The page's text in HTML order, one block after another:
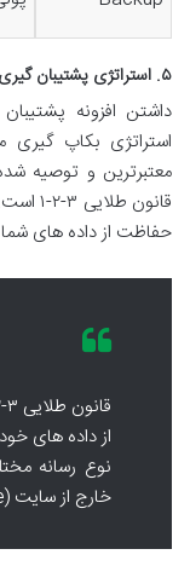
۵. استراتژی پشتیبان گیری مؤثر: قانون طلایی ۳-۲-۱
داشتن افزونه
استراتژی بکاپ گیری
معتبرترین و توصیه
قانون
حفاظت از داده های
از داده های
نوع رسانه
خارج از سایت (Off-site) نگهداری کنید.»